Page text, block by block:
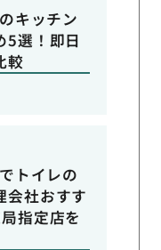
キッチン
5選！即日
較
トイレの
会社おすす
指定店を